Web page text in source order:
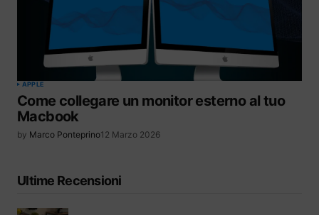
APPLE
Come collegare un monitor esterno al tuo
Macbook
by Marco Ponteprino12 Marzo 2026
Ultime Recensioni